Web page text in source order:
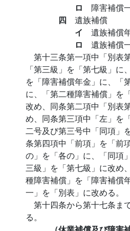
ロ 障害補償
四 遺族補償
イ 遺族補償
ロ 遺族補償
第十三条第一項中「別表
「第三級」を「第七級」に
を「障害補償年金」に、「
に、「第二種障害補償」を
改め、同条第二項中「別表
め、同条第三項中「左」を
二号及び第三号中「同項」
条第四項中「前項」を「前
の」を「各の」に、「同項
三級」を「第七級」に改め
種障害補償」を「障害補償
一」を「別表」に改める。
第十四条から第十七条ま
る。